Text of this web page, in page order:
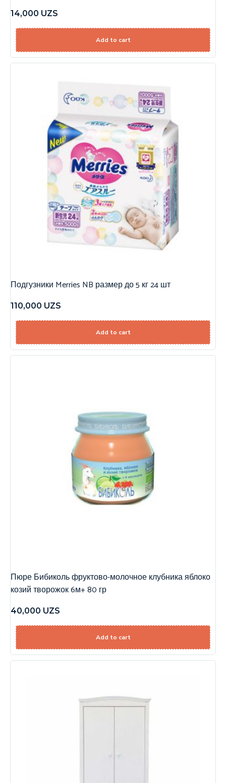
14,000 UZS
Add to cart
Подгузники Merries NB размер до 5 кг 24 шт
110,000 UZS
Add to cart
Пюре Бибиколь фруктово-молочное клубника яблоко
козий творожок 6м+ 80 гр
40,000 UZS
Add to cart